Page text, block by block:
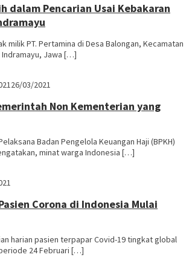
dalam Pencarian Usai Kebakaran
milik PT. Pertamina di Desa Balongan, Kecamatan
Jawa […]
26/03/2021
Non Kementerian yang
Badan Pengelola Keuangan Haji (BPKH)
minat warga Indonesia […]
Corona di Indonesia Mulai
harian pasien terpapar Covid-19 tingkat global
24 Februari […]